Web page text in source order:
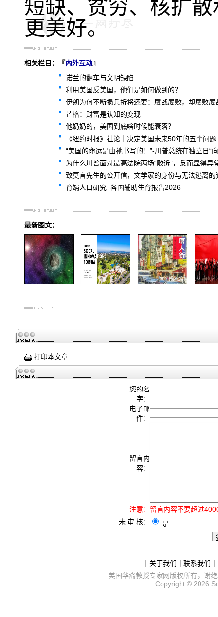
短缺、贫穷、核扩
更美好。
相关栏目：『内外互动』
诺兰的翻车与文明缺陷
利用美国反美国，他们是如何做到的？
伊朗为何不断损兵折将还要：屡战屡败，却屡败屡
芒格：财富是认知的变现
他奶奶的，美国到底啥时候能衰落？
《纽约时报》社论｜决定美国未来50年的五个问题
“美国的命运是由祂书写的！”-川普总统在独立日“
为什么川普面对最高法院两场“败诉”，反而显得异
致莫言先生的公开信，文学家的身份与无法逃离的
育娲人口研究_各国辅助生育报告2026
最新图文：
打印本文章
您的名
字：
电子邮
件：
留言内
容：
注意： 留言内容不要超过
未 审 核：
是
关于我们 联系我们
美国华裔教授专家网版权所有，谢
Copyright © 2026